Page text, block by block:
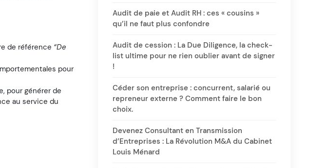
de référence “De
pour
pour générer de
au service du
Audit de paie et Audit RH : ces « cousins »
qu’il ne faut plus confondre
Audit de cession : La Due Diligence, la check-
list ultime pour ne rien oublier avant de signer
!
Céder son entreprise : concurrent, salarié ou
repreneur externe ? Comment faire le bon
choix.
Devenez Consultant en Transmission
d’Entreprises : La Révolution M&A du Cabinet
Louis Ménard